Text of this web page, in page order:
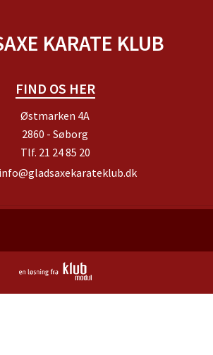
KARATE KLUB
FIND OS HER
Østmarken 4A
2860 - Søborg
Tlf. 21 24 85 20
info@gladsaxekarateklub.dk